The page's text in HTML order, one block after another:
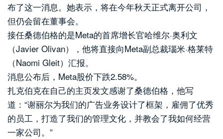
布了这一消息。她表示，将在今年秋天正式离开公司，
但仍会留在董事会。
接任桑德伯格的是Meta的首席增长官哈维尔·奥利文
（Javier Olivan），他将直接向Meta副总裁瑙米·格莱特
（Naomi Gleit）汇报。
消息公布后，Meta股价下跌2.58%。
扎克伯克在自己的主页发文感谢了桑德伯格，他写
道：“谢丽尔为我们的广告业务设计了框架，雇佣了优秀
的员工，打造了我们的管理文化，并教会了我如何经营
一家公司。”